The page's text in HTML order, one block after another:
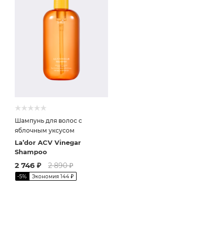
Шампунь для волос с
яблочным уксусом
La’dor ACV Vinegar
Shampoo
2 746 ₽ 2 890₽
-5% Экономия 144 ₽